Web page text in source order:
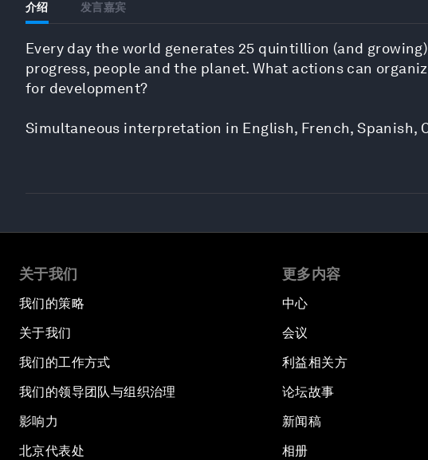
介绍 发言嘉宾
Every day the world generates 25 quintillion (and
progress, people and the planet. What actions can
for development?
Simultaneous interpretation in English, French, Spanish,
关于我们
我们的策略
关于我们
我们的工作方式
我们的领导团队与组织治理
影响力
北京代表处
更多内容
中心
会议
利益相关方
论坛故事
新闻稿
相册